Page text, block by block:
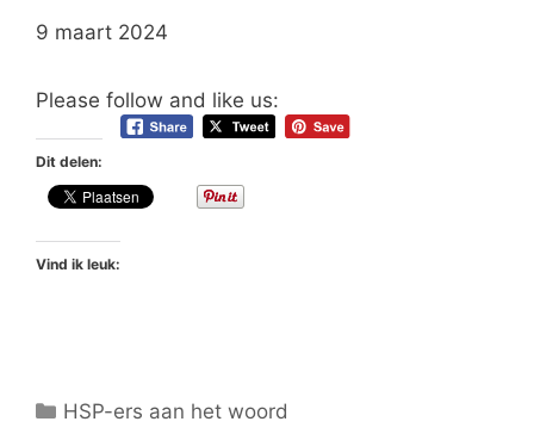
Datum
9 maart 2024
Please follow and like us:
Dit delen:
Vind ik leuk:
Categorieën
HSP-ers aan het woord